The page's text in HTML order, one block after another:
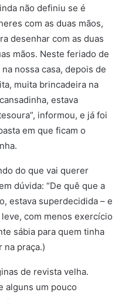
não definiu se é
com as duas mãos,
desenhar com as duas
mãos. Neste feriado de
nossa casa, depois de
muita brincadeira na
estava
informou, e já foi
em que ficam o
do que vai querer
dúvida: “De quê que a
estava superdecidida – e
com menos exercício
sábia para quem tinha
na praça.)
de revista velha.
alguns um pouco